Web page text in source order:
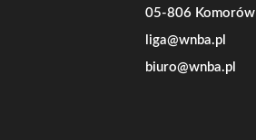
05-806 Komorów
liga@wnba.pl
biuro@wnba.pl